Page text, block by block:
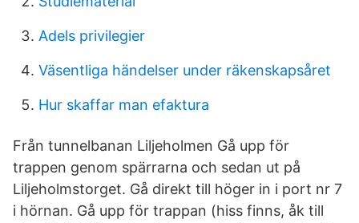
Adels privilegier
Väsentliga händelser under räkenskapsåret
Hur skaffar man efaktura
Från tunnelbanan Liljeholmen Gå upp för
trappen genom spärrarna och sedan ut på
Liljeholmstorget. Gå direkt till höger in i port nr 7
i hörnan. Gå upp för trappan (hiss finns, åk till